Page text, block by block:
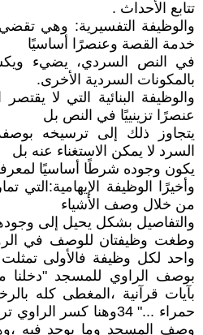
تتابع الأحداث .
والوظيفة التفسيرية: وهي
خدمة القصة وعنصرًا أساسيًا
في النص السردي، يضيء
بالمكونات السردية الأخرى.
والوظيفة البنائية التي لا
عنصرًا تزينييًا في النص بل
يتجاوز ذلك إلى ترسيخه
السرد لا يمكن الاستغناء عنه بل
يكون وجوده شرطًا أساسيًا
وأخيرًا الوظيفة الإيهامية:التي
من خلال وصف الأشياء
والتفاصيل بشكل يحيل إلى
وطغت وظيفتان للوصف في
واحد لكل وظيفة فالأولى
بوصف الراوي للمسجد "دخلنا
بآيات قرآنية ،المغطى كله
حمراء ..." 34وهنا كسر
وصف المسجد وما يوجد فيه